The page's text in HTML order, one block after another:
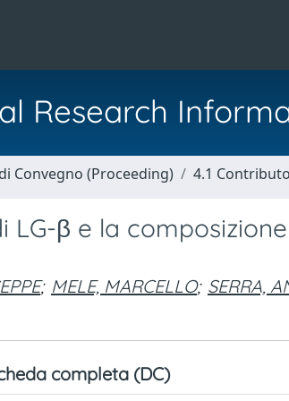
Research
Convegno (Proceeding) 4.1
β e la
; MELE, MARCELLO; SERRA,
completa (DC)